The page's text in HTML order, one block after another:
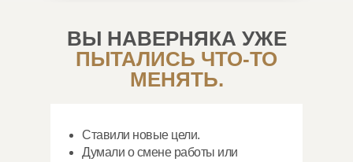
ВЫ НАВЕРНЯКА УЖЕ
ПЫТАЛИСЬ ЧТО-ТО
МЕНЯТЬ.
Ставили новые цели.
Думали о смене работы или